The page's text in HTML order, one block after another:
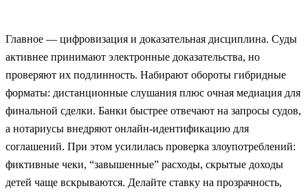
Главное — цифровизация и доказательная дисциплина. Суды
активнее принимают электронные доказательства, но
проверяют их подлинность. Набирают обороты гибридные
форматы: дистанционные слушания плюс очная медиация для
финальной сделки. Банки быстрее отвечают на запросы судов,
а нотариусы внедряют онлайн-идентификацию для
соглашений. При этом усилилась проверка злоупотреблений:
фиктивные чеки, “завышенные” расходы, скрытые доходы
детей чаще вскрываются. Делайте ставку на прозрачность,